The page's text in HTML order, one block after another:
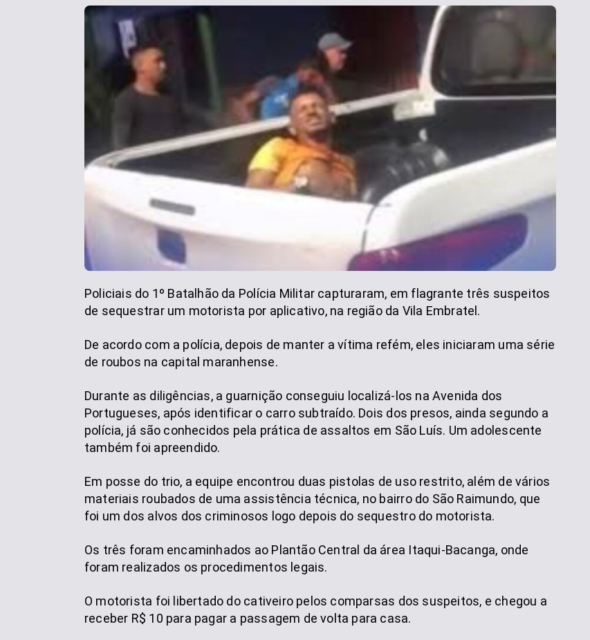
Policiais do 1º Batalhão da Polícia Militar capturaram, em flagrante três suspeitos
de sequestrar um motorista por aplicativo, na região da Vila Embratel.
De acordo com a polícia, depois de manter a vítima refém, eles iniciaram uma série
de roubos na capital maranhense.
Durante as diligências, a guarnição conseguiu localizá-los na Avenida dos
Portugueses, após identificar o carro subtraído. Dois dos presos, ainda segundo a
polícia, já são conhecidos pela prática de assaltos em São Luís. Um adolescente
também foi apreendido.
Em posse do trio, a equipe encontrou duas pistolas de uso restrito, além de vários
materiais roubados de uma assistência técnica, no bairro do São Raimundo, que
foi um dos alvos dos criminosos logo depois do sequestro do motorista.
Os três foram encaminhados ao Plantão Central da área Itaqui-Bacanga, onde
foram realizados os procedimentos legais.
O motorista foi libertado do cativeiro pelos comparsas dos suspeitos, e chegou a
receber R$ 10 para pagar a passagem de volta para casa.